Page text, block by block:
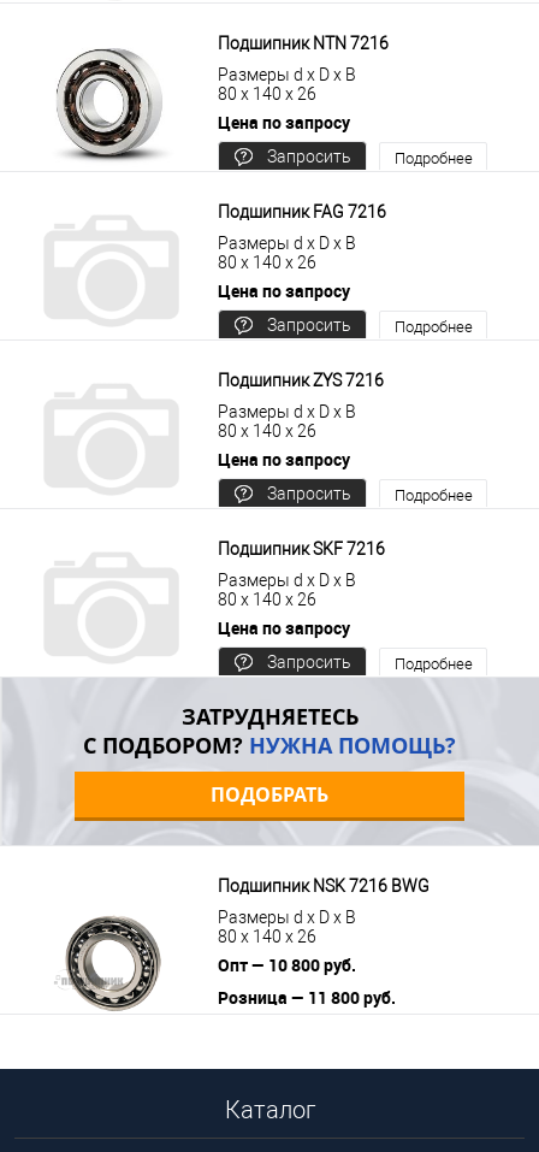
Подшипник NTN 7216
Размеры d x D x B
80 x 140 x 26
Цена по запросу
Запросить
Подробнее
Подшипник FAG 7216
Размеры d x D x B
80 x 140 x 26
Цена по запросу
Запросить
Подробнее
Подшипник ZYS 7216
Размеры d x D x B
80 x 140 x 26
Цена по запросу
Запросить
Подробнее
Подшипник SKF 7216
Размеры d x D x B
80 x 140 x 26
Цена по запросу
Запросить
Подробнее
ЗАТРУДНЯЕТЕСЬ
С ПОДБОРОМ? НУЖНА ПОМОЩЬ?
ПОДОБРАТЬ
Подшипник NSK 7216 BWG
Размеры d x D x B
80 x 140 x 26
Опт — 10 800 руб.
Розница — 11 800 руб.
Каталог